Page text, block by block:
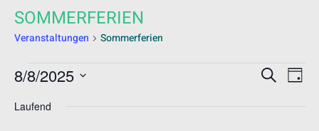
SOMMERFERIEN
Veranstaltungen Sommerferien
VERANSTALTUNGEN
FÜR
8.
AUGUST
SUCHE
SucheTag
8/8/2025
wählen.
Laufend